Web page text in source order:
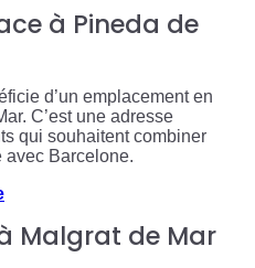
à Pineda de
d’un emplacement en
C’est une adresse
qui souhaitent combiner
avec Barcelone.
Malgrat de Mar